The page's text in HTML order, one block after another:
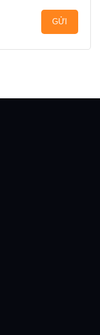
GỬI
cialis